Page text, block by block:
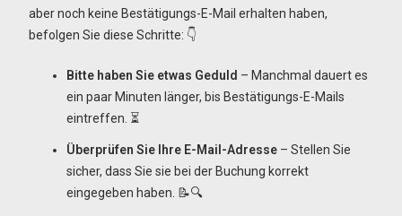
aber noch keine Bestätigungs-E-Mail erhalten haben,
befolgen Sie diese Schritte: 👇
Bitte haben Sie etwas Geduld – Manchmal dauert es
ein paar Minuten länger, bis Bestätigungs-E-Mails
eintreffen. ⏳
Überprüfen Sie Ihre E-Mail-Adresse – Stellen Sie
sicher, dass Sie sie bei der Buchung korrekt
eingegeben haben. 📝🔍